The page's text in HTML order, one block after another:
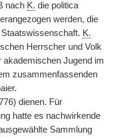
nach K. die politica
werden, die
K.
Herrscher und Volk
Jugend im
zusammenfassenden
dienen. Für
hatte es nachwirkende
Sammlung